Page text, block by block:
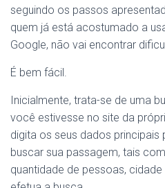
seguindo os passos
quem já está acostumado a
Google, não vai encontrar
É bem fácil.
Inicialmente, trata-se de uma
você estivesse no site da
digita os seus dados principais
buscar sua passagem, tais
quantidade de pessoas,